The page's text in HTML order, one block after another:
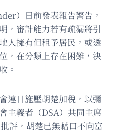
）日前發表報告警告，
，審計能力若有疏漏將引
人擁有但租予居民，或透
，在分類上存在困難，決
。
連日施壓胡楚加稅，以彌
主義者（DSA）共同主席
評，胡楚已無藉口不向富